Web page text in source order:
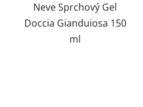
Neve Sprchový Gel
Doccia Gianduiosa 150
ml